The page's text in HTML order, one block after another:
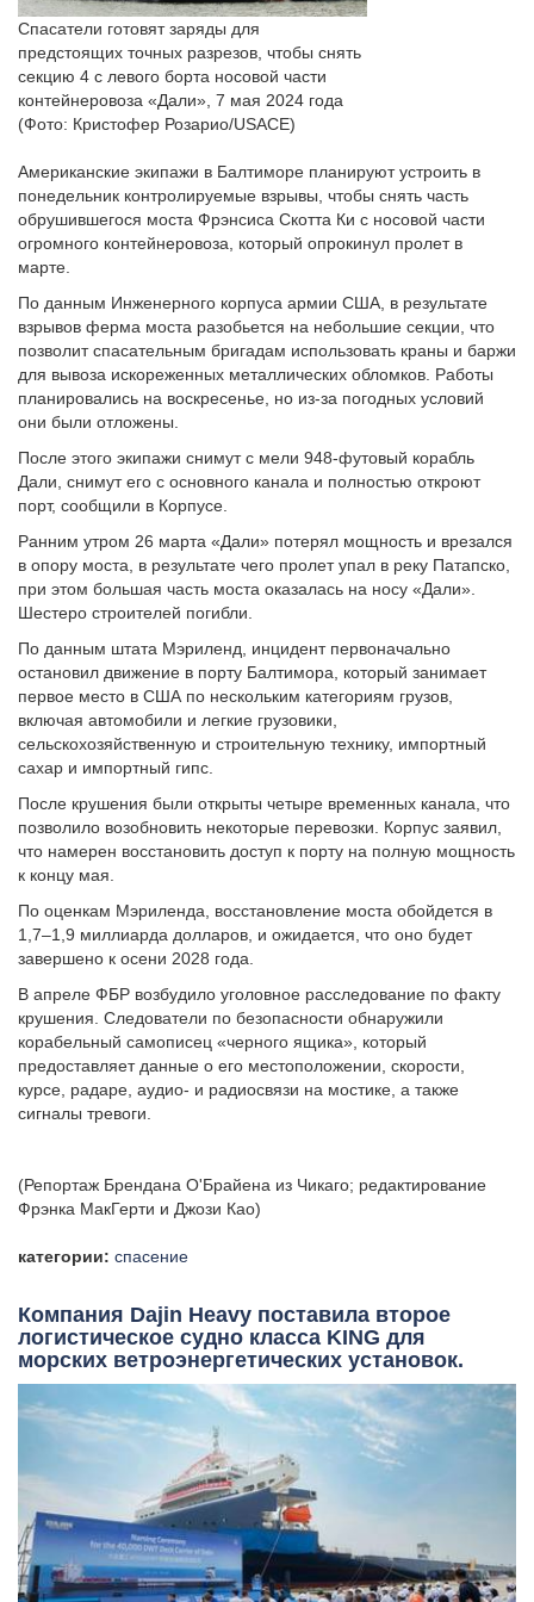
Спасатели готовят заряды для
предстоящих точных разрезов, чтобы снять
секцию 4 с левого борта носовой части
контейнеровоза «Дали», 7 мая 2024 года
(Фото: Кристофер Розарио/USACE)
Американские экипажи в Балтиморе планируют устроить в
понедельник контролируемые взрывы, чтобы снять часть
обрушившегося моста Фрэнсиса Скотта Ки с носовой части
огромного контейнеровоза, который опрокинул пролет в
марте.
По данным Инженерного корпуса армии США, в результате
взрывов ферма моста разобьется на небольшие секции, что
позволит спасательным бригадам использовать краны и баржи
для вывоза искореженных металлических обломков. Работы
планировались на воскресенье, но из-за погодных условий
они были отложены.
После этого экипажи снимут с мели 948-футовый корабль
Дали, снимут его с основного канала и полностью откроют
порт, сообщили в Корпусе.
Ранним утром 26 марта «Дали» потерял мощность и врезался
в опору моста, в результате чего пролет упал в реку Патапско,
при этом большая часть моста оказалась на носу «Дали».
Шестеро строителей погибли.
По данным штата Мэриленд, инцидент первоначально
остановил движение в порту Балтимора, который занимает
первое место в США по нескольким категориям грузов,
включая автомобили и легкие грузовики,
сельскохозяйственную и строительную технику, импортный
сахар и импортный гипс.
После крушения были открыты четыре временных канала, что
позволило возобновить некоторые перевозки. Корпус заявил,
что намерен восстановить доступ к порту на полную мощность
к концу мая.
По оценкам Мэриленда, восстановление моста обойдется в
1,7–1,9 миллиарда долларов, и ожидается, что оно будет
завершено к осени 2028 года.
В апреле ФБР возбудило уголовное расследование по факту
крушения. Следователи по безопасности обнаружили
корабельный самописец «черного ящика», который
предоставляет данные о его местоположении, скорости,
курсе, радаре, аудио- и радиосвязи на мостике, а также
сигналы тревоги.
(Репортаж Брендана О'Брайена из Чикаго; редактирование
Фрэнка МакГерти и Джози Као)
категории: спасение
Компания Dajin Heavy поставила второе
логистическое судно класса KING для
морских ветроэнергетических установок.